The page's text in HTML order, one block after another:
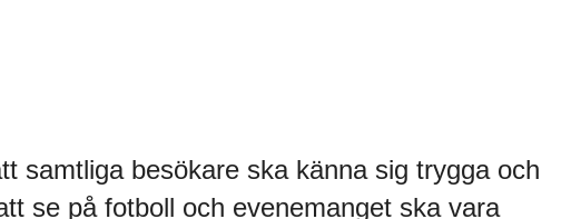
samtliga besökare ska känna sig trygga och
se på fotboll och evenemanget ska vara